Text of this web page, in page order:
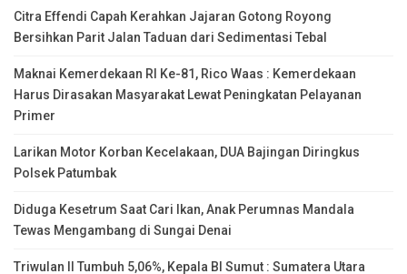
Citra Effendi Capah Kerahkan Jajaran Gotong Royong
Bersihkan Parit Jalan Taduan dari Sedimentasi Tebal
Maknai Kemerdekaan RI Ke-81, Rico Waas : Kemerdekaan
Harus Dirasakan Masyarakat Lewat Peningkatan Pelayanan
Primer
Larikan Motor Korban Kecelakaan, DUA Bajingan Diringkus
Polsek Patumbak
Diduga Kesetrum Saat Cari Ikan, Anak Perumnas Mandala
Tewas Mengambang di Sungai Denai
Triwulan II Tumbuh 5,06%, Kepala BI Sumut : Sumatera Utara